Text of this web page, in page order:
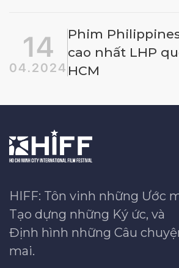
14
04.2024
Phim
cao nhất LHP
HCM
HIFF: Tôn vinh những Ước
Tạo dựng những Ký ức, và
Định hình những Câu
mai.